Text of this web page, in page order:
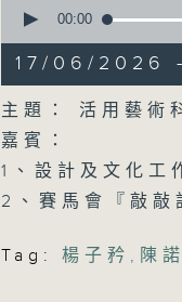
seconds
55
minutes,
0
seconds
90%
00:00
17/06/2026
主題： 活用藝術
嘉賓：
1、設計及文化工
2、賽馬會『敲
Tag: 楊子矜 , 陳